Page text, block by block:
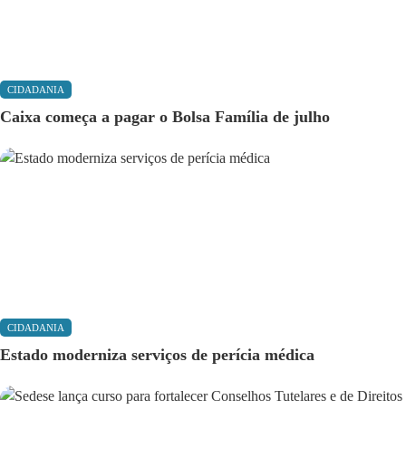
CIDADANIA
Caixa começa a pagar o Bolsa Família de julho
CIDADANIA
Estado moderniza serviços de perícia médica